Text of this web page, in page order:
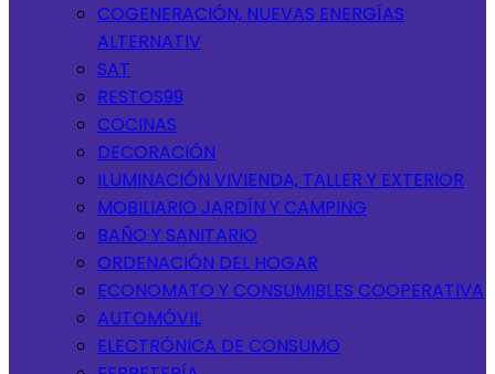
COGENERACIÓN, NUEVAS ENERGÍAS
ALTERNATIV
SAT
RESTOS99
COCINAS
DECORACIÓN
ILUMINACIÓN VIVIENDA, TALLER Y EXTERIOR
MOBILIARIO JARDÍN Y CAMPING
BAÑO Y SANITARIO
ORDENACIÓN DEL HOGAR
ECONOMATO Y CONSUMIBLES COOPERATIVA
AUTOMÓVIL
ELECTRÓNICA DE CONSUMO